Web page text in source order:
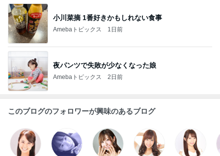
小川菜摘 1番好きかもしれない食事
Amebaトピックス 1日前
夜パンツで失敗が少なくなった娘
Amebaトピックス 2日前
このブログのフォロワーが興味のあるブログ